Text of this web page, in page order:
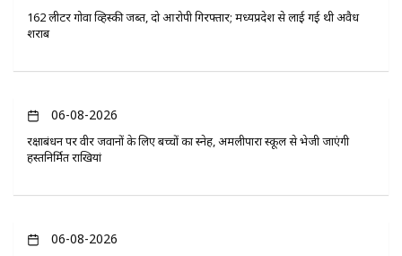
162 लीटर गोवा व्हिस्की जब्त, दो आरोपी गिरफ्तार; मध्यप्रदेश से लाई गई थी अवैध
शराब
06-08-2026
रक्षाबंधन पर वीर जवानों के लिए बच्चों का स्नेह, अमलीपारा स्कूल से भेजी जाएंगी
हस्तनिर्मित राखियां
06-08-2026